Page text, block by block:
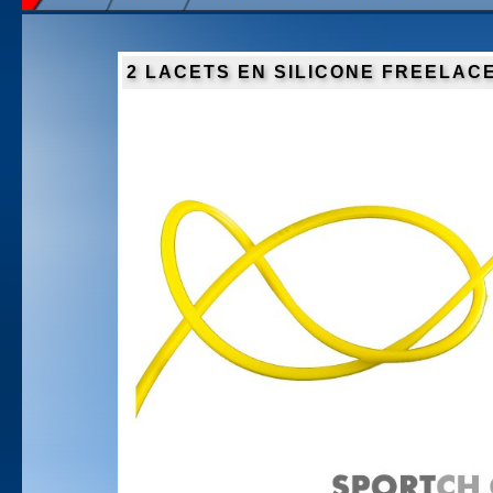
2 LACETS EN SILICONE